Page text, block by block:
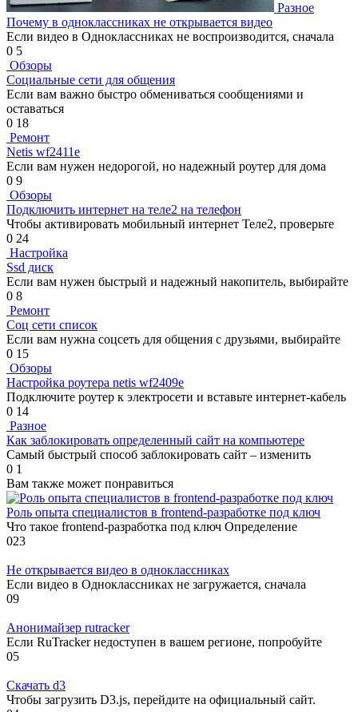
Разное
Почему в одноклассниках не открывается видео
Если видео в Одноклассниках не воспроизводится, сначала
0 5
Обзоры
Социальные сети для общения
Если вам важно быстро обмениваться сообщениями и
оставаться
0 18
Ремонт
Netis wf2411e
Если вам нужен недорогой, но надежный роутер для дома
0 9
Обзоры
Подключить интернет на теле2 на телефон
Чтобы активировать мобильный интернет Теле2, проверьте
0 24
Настройка
Ssd диск
Если вам нужен быстрый и надежный накопитель, выбирайте
0 8
Ремонт
Соц сети список
Если вам нужна соцсеть для общения с друзьями, выбирайте
0 15
Обзоры
Настройка роутера netis wf2409e
Подключите роутер к электросети и вставьте интернет-кабель
0 14
Разное
Как заблокировать определенный сайт на компьютере
Самый быстрый способ заблокировать сайт – изменить
0 1
Вам также может понравиться
Роль опыта специалистов в frontend-разработке под ключ
Что такое frontend-разработка под ключ Определение
023
Не открывается видео в одноклассниках
Если видео в Одноклассниках не загружается, сначала
09
Анонимайзер rutracker
Если RuTracker недоступен в вашем регионе, попробуйте
05
Скачать d3
Чтобы загрузить D3.js, перейдите на официальный сайт.